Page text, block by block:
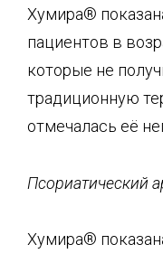
Хумира®
пациентов в
которые не
традиционную
отмечалась её
Псориатический
Хумира®